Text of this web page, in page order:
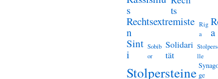
s
ts
Rechtsextremiste
n
Rig
a
a
Sint
i
Sobib
or
Solidari
tät
lle
Stolpersteine ge